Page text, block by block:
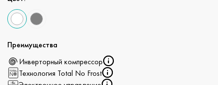
Преимущества
Инверторный компрессор
Технология Total No Frost